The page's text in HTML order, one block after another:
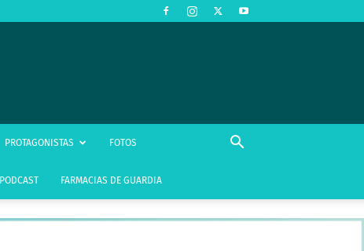
PROTAGONISTAS FOTOS
PODCAST FARMACIAS DE GUARDIA